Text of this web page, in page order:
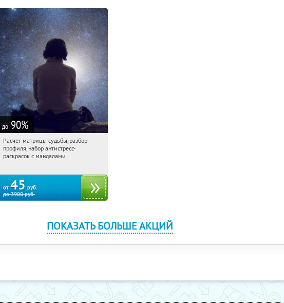
до 90%
05:36:29 Купили:
Россия
Расчет матрицы судьбы, разбор
профиля, набор антистресс-
раскрасок с мандалами
от 45 руб.
до3900руб.
ПОКАЗАТЬ БОЛЬШЕ АКЦИЙ